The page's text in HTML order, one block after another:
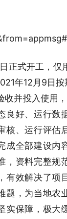
正式开工，仅
年12月9日
收并投入使用
良好、运行数
核、运行评估
成全部建设内
，资料完整规
有效解决了项
题，为当地农
实保障，极大